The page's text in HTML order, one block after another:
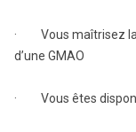
· Vous maîtrisez la
d’une GMAO
· Vous êtes